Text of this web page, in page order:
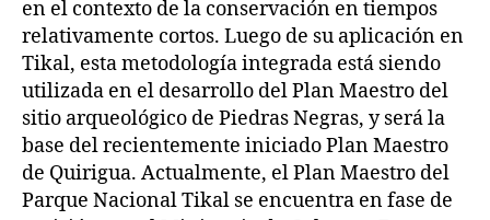
en el contexto de la conservación en tiempos
relativamente cortos. Luego de su aplicación en
Tikal, esta metodología integrada está siendo
utilizada en el desarrollo del Plan Maestro del
sitio arqueológico de Piedras Negras, y será la
base del recientemente iniciado Plan Maestro
de Quirigua. Actualmente, el Plan Maestro del
Parque Nacional Tikal se encuentra en fase de